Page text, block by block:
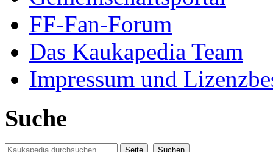
FF-Fan-Forum
Das Kaukapedia Team
Impressum und
Suche